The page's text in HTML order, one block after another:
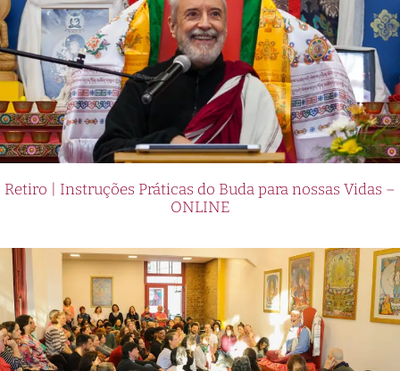
Retiro | Instruções Práticas do Buda para nossas Vidas –
ONLINE